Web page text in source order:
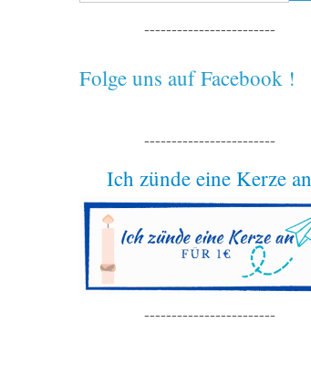
------------------------
Folge uns auf Facebook !
------------------------
Ich zünde eine Kerze an
------------------------